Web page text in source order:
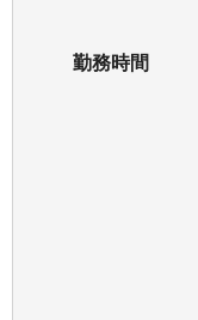
勤務時間